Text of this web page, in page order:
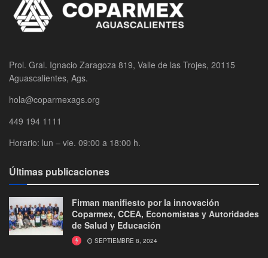
Prol. Gral. Ignacio Zaragoza 819, Valle de las Trojes, 20115
Aguascalientes, Ags.
hola@coparmexags.org
449 194 1111
Horario: lun – vie. 09:00 a 18:00 h.
Últimas publicaciones
Firman manifiesto por la innovación
Coparmex, CCEA, Economistas y Autoridades
de Salud y Educación
SEPTIEMBRE 8, 2024